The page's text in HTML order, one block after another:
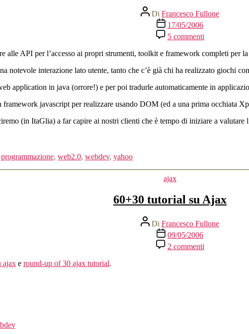
Autore
articolo
Di Francesco Fullone
Data
dell'articolo
17/05/2006
5 commentisu
Yahoo
UI
Google
Toolkit
Adobe
alle API per l’accesso ai propri strumenti, toolkit e framework completi per
notevole interazione lato utente, tanto che c’è già chi ha realizzato giochi
application in java (orrore!) e per poi tradurle automaticamente in
framework javascript per realizzare usando DOM (ed a una prima occhiata
(in ItaGlia) a far capire ai nostri clienti che è tempo di iniziare a
programmazione, web2.0, webdev, yahoo
Categorie
ajax
60+30 tutorial su Ajax
Autore
articolo
Di Francesco Fullone
Data
dell'articolo
09/05/2006
2 commentisu
60+30
ajax e round-up of 30 ajax tutorial.